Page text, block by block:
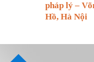
pháp lý –
Hồ, Hà Nội